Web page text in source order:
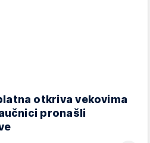
otkriva vekovima
pronašli